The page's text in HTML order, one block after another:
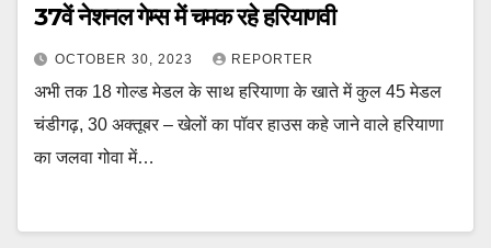
37वें नेशनल गेम्स में चमक रहे हरियाणवी
OCTOBER 30, 2023 REPORTER
अभी तक 18 गोल्ड मेडल के साथ हरियाणा के खाते में कुल 45 मेडल
चंडीगढ़, 30 अक्तूबर – खेलों का पॉवर हाउस कहे जाने वाले हरियाणा
का जलवा गोवा में…